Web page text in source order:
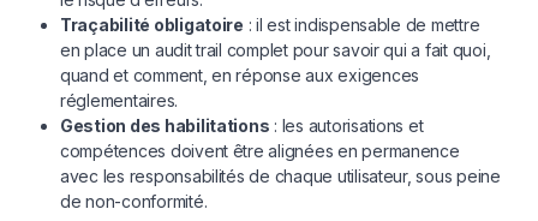
Traçabilité obligatoire : il est indispensable de mettre
en place un audit trail complet pour savoir qui a fait quoi,
quand et comment, en réponse aux exigences
réglementaires.
Gestion des habilitations : les autorisations et
compétences doivent être alignées en permanence
avec les responsabilités de chaque utilisateur, sous peine
de non-conformité.